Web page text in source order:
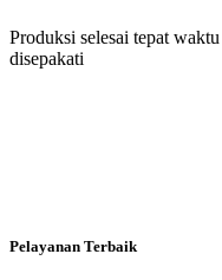
Produksi selesai tepat
disepakati
Pelayanan Terbaik